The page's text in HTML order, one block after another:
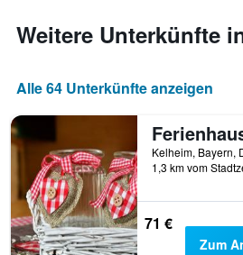
Weitere Unterkünfte
Alle 64 Unterkünfte anzeigen
1,3 km vom
71 €
Zum